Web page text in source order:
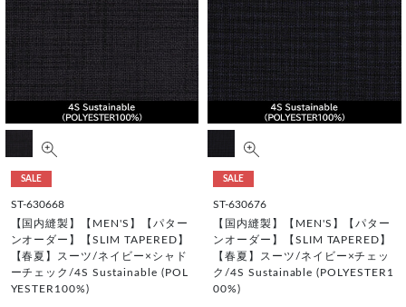
SALE
ST-630668
【国内縫製】【MEN'S】【パター
ンオーダー】【SLIM TAPERED】
【春夏】スーツ/ネイビー×シャド
ーチェック/4S Sustainable (POL
YESTER100%)
SALE
ST-630676
【国内縫製】【MEN'S】【パター
ンオーダー】【SLIM TAPERED】
【春夏】スーツ/ネイビー×チェッ
ク/4S Sustainable (POLYESTER1
00%)